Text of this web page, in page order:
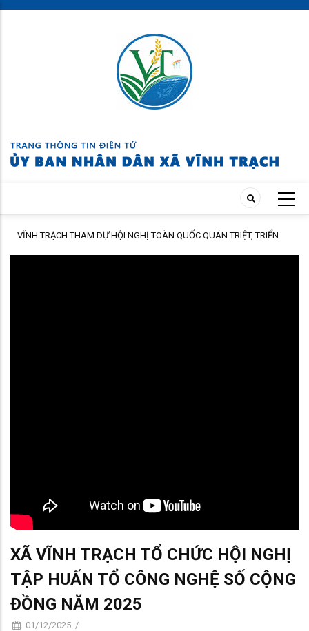
Skip
VĨNH TRẠCH THAM DỰ HỘI NGHỊ TOÀN QUỐC QUÁN TRIỆT, TRIỂN
KHAI THỰC HIỆN NGHỊ QUYẾT HỘI NGHỊ LẦN THỨ BA BAN CHẤP HÀNH
XÃ VĨNH TRẠCH TỔ CHỨC HỘI NGHỊ
TẬP HUẤN TỔ CÔNG NGHỆ SỐ CỘNG
ĐỒNG NĂM 2025
01/12/2025 /